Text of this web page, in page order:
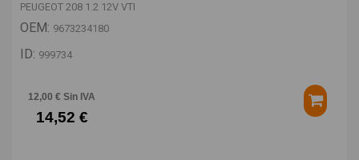
PEUGEOT 208 1.2 12V VTI
OEM: 9673234180
ID: 999734
12,00 € Sin IVA
14,52 €